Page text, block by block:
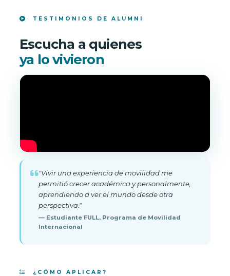
TESTIMONIOS DE ALUMNI
Escucha a quienes
ya lo vivieron
"Vivir una experiencia de movilidad me
permitió crecer académica y personalmente,
aprendiendo a ver el mundo desde otra
perspectiva."
— Estudiante FULL, Programa de Movilidad
Internacional
¿CÓMO APLICAR?